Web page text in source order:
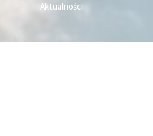
Aktualności